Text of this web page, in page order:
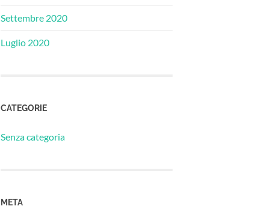
Settembre 2020
Luglio 2020
CATEGORIE
Senza categoria
META